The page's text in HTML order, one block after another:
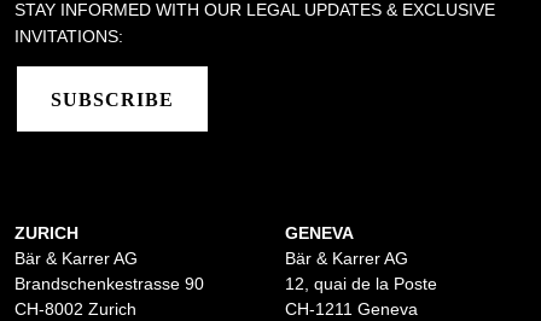
STAY INFORMED WITH OUR LEGAL UPDATES & EXCLUSIVE
INVITATIONS:
SUBSCRIBE
ZURICH
Bär & Karrer AG
Brandschenkestrasse 90
CH-8002 Zurich
GENEVA
Bär & Karrer AG
12, quai de la Poste
CH-1211 Geneva